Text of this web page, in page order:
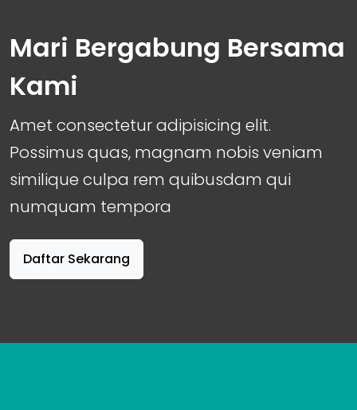
Mari Bergabung Bersama
Kami
Amet consectetur adipisicing elit.
Possimus quas, magnam nobis veniam
similique culpa rem quibusdam qui
numquam tempora
Daftar Sekarang